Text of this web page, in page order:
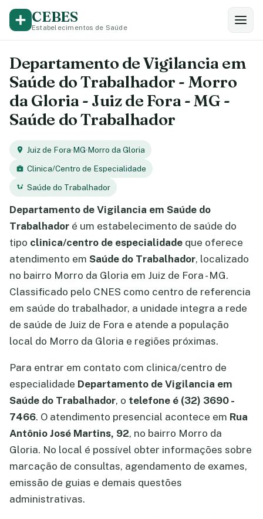
CEBES
Estabelecimentos de Saúde
Departamento de Vigilancia em
Saúde do Trabalhador - Morro
da Gloria - Juiz de Fora - MG -
Saúde do Trabalhador
Juiz de Fora·MG·Morro da Gloria
Clinica/Centro de Especialidade
Saúde do Trabalhador
Departamento de Vigilancia em Saúde do
Trabalhador é um estabelecimento de saúde do
tipo clinica/centro de especialidade que oferece
atendimento em Saúde do Trabalhador, localizado
no bairro Morro da Gloria em Juiz de Fora - MG.
Classificado pelo CNES como centro de referencia
em saúde do trabalhador, a unidade integra a rede
de saúde de Juiz de Fora e atende a população
local do Morro da Gloria e regiões próximas.
Para entrar em contato com clinica/centro de
especialidade Departamento de Vigilancia em
Saúde do Trabalhador, o telefone é (32) 3690 -
7466. O atendimento presencial acontece em Rua
Antônio José Martins, 92, no bairro Morro da
Gloria. No local é possível obter informações sobre
marcação de consultas, agendamento de exames,
emissão de guias e demais questões
administrativas.